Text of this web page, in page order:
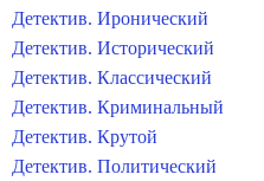
Детектив. Иронический
Детектив. Исторический
Детектив. Классический
Детектив. Криминальный
Детектив. Крутой
Детектив. Политический